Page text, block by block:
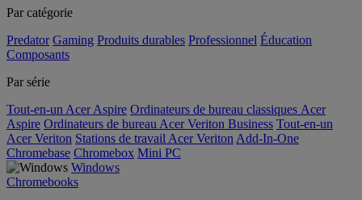
Par catégorie
Predator Gaming Produits durables Professionnel Éducation
Composants
Par série
Tout-en-un Acer Aspire Ordinateurs de bureau classiques Acer
Aspire Ordinateurs de bureau Acer Veriton Business Tout-en-un
Acer Veriton Stations de travail Acer Veriton Add-In-One
Chromebase Chromebox Mini PC
Windows
Chromebooks